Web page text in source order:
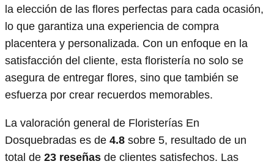
la elección de las flores perfectas para cada ocasión,
lo que garantiza una experiencia de compra
placentera y personalizada. Con un enfoque en la
satisfacción del cliente, esta floristería no solo se
asegura de entregar flores, sino que también se
esfuerza por crear recuerdos memorables.
La valoración general de Floristerías En
Dosquebradas es de 4.8 sobre 5, resultado de un
total de 23 reseñas de clientes satisfechos. Las